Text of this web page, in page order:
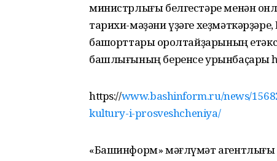
министрлығы белгестәре менән
тарихи-мәҙәни үҙәге
башҡорттары ҡоролтайҙарының
башлығының беренсе урынбаҫары
https://www.bashinform.ru/news/
kultury-i-prosveshcheniya/
«Башинформ» мәғлүмәт агентлығы